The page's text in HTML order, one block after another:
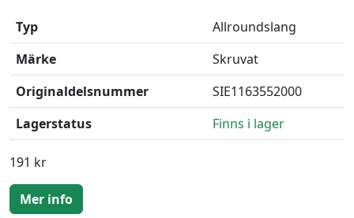
Typ
Allroundslang
Märke
Skruvat
Originaldelsnummer
SIE1163552000
Lagerstatus
Finns i lager
191 kr
Mer info